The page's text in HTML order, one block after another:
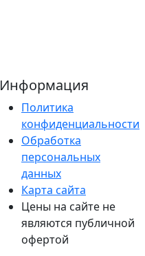
Информация
Политика
конфиденциальности
Обработка
персональных
данных
Карта сайта
Цены на сайте не
являются публичной
офертой